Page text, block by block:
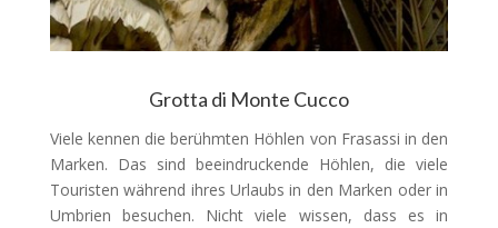
Grotta di Monte Cucco
Viele kennen die berühmten Höhlen von Frasassi in den
Marken. Das sind beeindruckende Höhlen, die viele
Touristen während ihres Urlaubs in den Marken oder in
Umbrien besuchen. Nicht viele wissen, dass es in